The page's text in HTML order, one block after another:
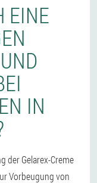
EINE
IN
der Gelarex-Creme
Vorbeugung von